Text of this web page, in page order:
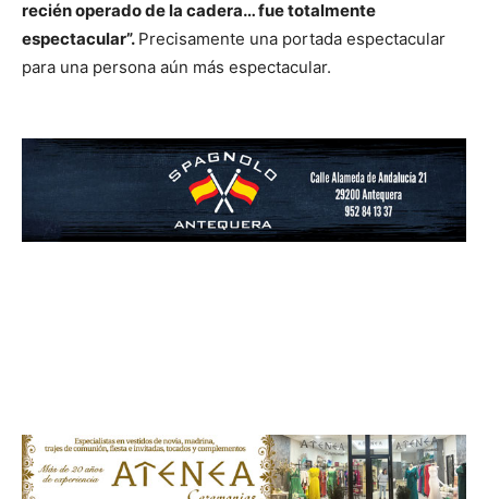
recién operado de la cadera… fue totalmente
espectacular”. Precisamente una portada espectacular
para una persona aún más espectacular.